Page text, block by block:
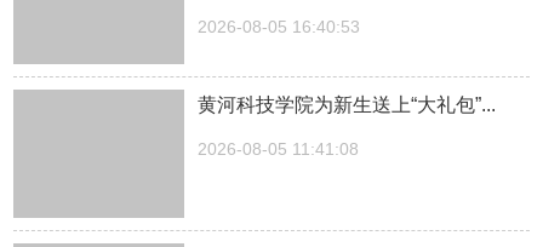
2026-08-05 16:40:53
黄河科技学院为新生送上“大礼包”...
2026-08-05 11:41:08